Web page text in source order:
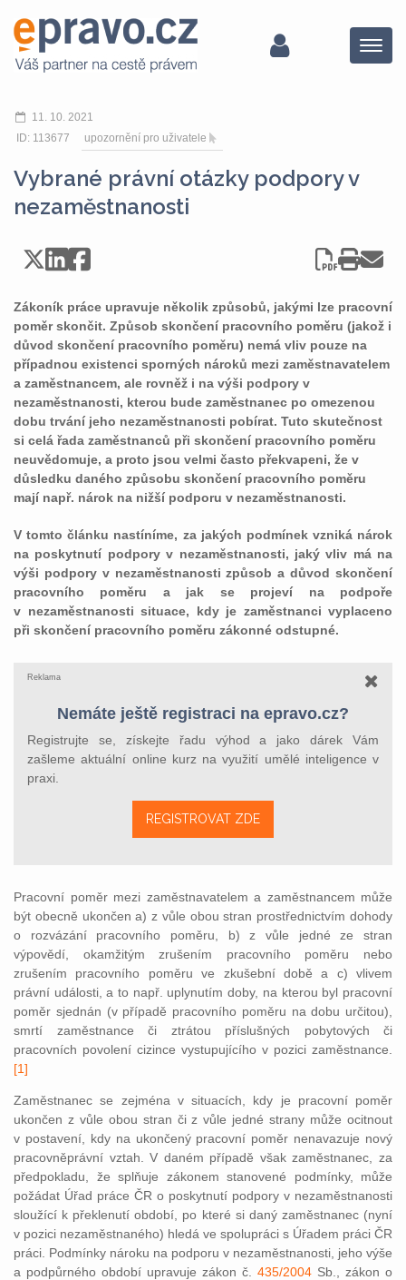
Menu
11. 10. 2021
ID: 113677
upozornění pro uživatele
Vybrané právní otázky podpory v
nezaměstnanosti
Zákoník práce upravuje několik způsobů, jakými lze pracovní
poměr skončit. Způsob skončení pracovního poměru (jakož i
důvod skončení pracovního poměru) nemá vliv pouze na
případnou existenci sporných nároků mezi zaměstnavatelem
a zaměstnancem, ale rovněž i na výši podpory v
nezaměstnanosti, kterou bude zaměstnanec po omezenou
dobu trvání jeho nezaměstnanosti pobírat. Tuto skutečnost
si celá řada zaměstnanců při skončení pracovního poměru
neuvědomuje, a proto jsou velmi často překvapeni, že v
důsledku daného způsobu skončení pracovního poměru
mají např. nárok na nižší podporu v nezaměstnanosti.
V tomto článku nastíníme, za jakých podmínek vzniká nárok
na poskytnutí podpory v nezaměstnanosti, jaký vliv má na
výši podpory v nezaměstnanosti způsob a důvod skončení
pracovního poměru a jak se projeví na podpoře
v nezaměstnanosti situace, kdy je zaměstnanci vyplaceno
při skončení pracovního poměru zákonné odstupné.
Reklama
Nemáte ještě registraci na epravo.cz?
Registrujte se, získejte řadu výhod a jako dárek Vám
zašleme aktuální online kurz na využití umělé inteligence v
praxi.
REGISTROVAT ZDE
Pracovní poměr mezi zaměstnavatelem a zaměstnancem může
být obecně ukončen a) z vůle obou stran prostřednictvím dohody
o rozvázání pracovního poměru, b) z vůle jedné ze stran
výpovědí, okamžitým zrušením pracovního poměru nebo
zrušením pracovního poměru ve zkušební době a c) vlivem
právní události, a to např. uplynutím doby, na kterou byl pracovní
poměr sjednán (v případě pracovního poměru na dobu určitou),
smrtí zaměstnance či ztrátou příslušných pobytových či
pracovních povolení cizince vystupujícího v pozici zaměstnance.
[1]
Zaměstnanec se zejména v situacích, kdy je pracovní poměr
ukončen z vůle obou stran či z vůle jedné strany může ocitnout
v postavení, kdy na ukončený pracovní poměr nenavazuje nový
pracovněprávní vztah. V daném případě však zaměstnanec, za
předpokladu, že splňuje zákonem stanovené podmínky, může
požádat Úřad práce ČR o poskytnutí podpory v nezaměstnanosti
sloužící k překlenutí období, po které si daný zaměstnanec (nyní
v pozici nezaměstnaného) hledá ve spolupráci s Úřadem práci ČR
práci. Podmínky nároku na podporu v nezaměstnanosti, jeho výše
a podpůrného období upravuje zákon č. 435/2004 Sb., zákon o